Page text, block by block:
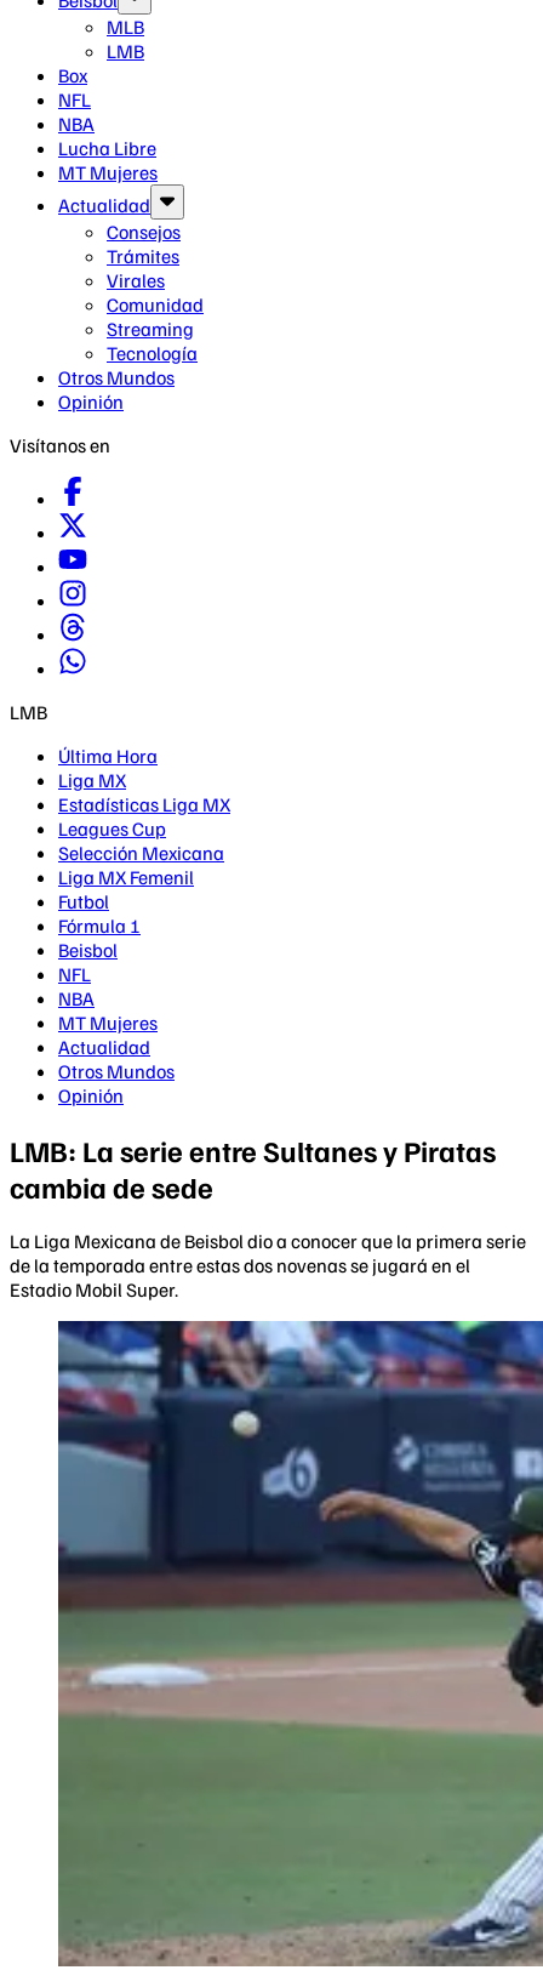
MLB
LMB
Box
NFL
NBA
Lucha Libre
MT Mujeres
Actualidad
Consejos
Trámites
Virales
Comunidad
Streaming
Tecnología
Otros Mundos
Opinión
Visítanos en
LMB
Última Hora
Liga MX
Estadísticas Liga MX
Leagues Cup
Selección Mexicana
Liga MX Femenil
Futbol
Fórmula 1
Beisbol
NFL
NBA
MT Mujeres
Actualidad
Otros Mundos
Opinión
LMB: La serie entre Sultanes y Piratas
cambia de sede
La Liga Mexicana de Beisbol dio a conocer que la primera serie
de la temporada entre estas dos novenas se jugará en el
Estadio Mobil Super.